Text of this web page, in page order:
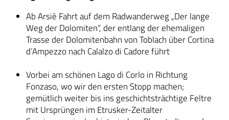
Ab Arsiè Fahrt auf dem Radwanderweg „Der lange
Weg der Dolomiten“, der entlang der ehemaligen
Trasse der Dolomitenbahn von Toblach über Cortina
d’Ampezzo nach Calalzo di Cadore führt
Vorbei am schönen Lago di Corlo in Richtung
Fonzaso, wo wir den ersten Stopp machen;
gemütlich weiter bis ins geschichtsträchtige Feltre
mit Ursprüngen im Etrusker-Zeitalter